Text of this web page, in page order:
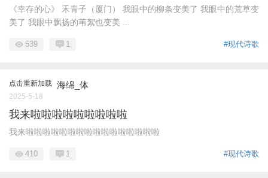
《幸存的心》 禾青子（厦门） 我眼中的柳条变美了 我眼中的荒草变
美了 我眼中飘扬的苇絮也变美 ...
#现代诗歌
539 1
点击重新加载 海绵_体
2025-5-18
我来啦啦啦啦啦啦啦啦啦
我来啦啦啦啦啦啦啦啦啦啦啦啦啦啦啦啦
#现代诗歌
410 1